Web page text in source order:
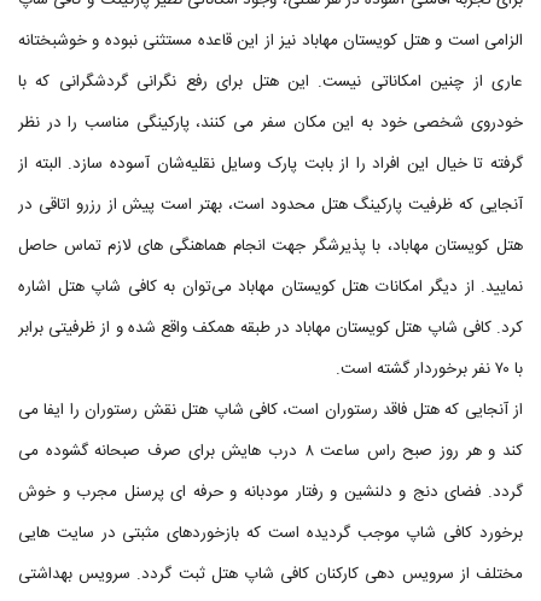
الزامی است و هتل کویستان مهاباد نیز از این قاعده مستثنی نبوده و خوشبختانه
عاری از چنین امکاناتی نیست. این هتل برای رفع نگرانی گردشگرانی که با
خودروی شخصی خود به این مکان سفر می کنند، پارکینگی مناسب را در نظر
گرفته تا خیال این افراد را از بابت پارک وسایل نقلیه‌شان آسوده سازد. البته از
آنجایی که ظرفیت پارکینگ هتل محدود است، بهتر است پیش از رزرو اتاقی در
هتل کویستان مهاباد، با پذیرشگر جهت انجام هماهنگی های لازم تماس حاصل
نمایید. از دیگر امکانات هتل کویستان مهاباد می‌توان به کافی شاپ هتل اشاره
کرد. کافی شاپ هتل کویستان مهاباد در طبقه همکف واقع شده و از ظرفیتی برابر
با ۷۰ نفر برخوردار گشته است.
از آنجایی که هتل فاقد رستوران است، کافی شاپ هتل نقش رستوران را ایفا می
کند و هر روز صبح راس ساعت ۸ درب هایش برای صرف صبحانه گشوده می
گردد. فضای دنج و دلنشین و رفتار مودبانه و حرفه ای پرسنل مجرب و خوش
برخورد کافی شاپ موجب گردیده است که بازخوردهای مثبتی در سایت هایی
مختلف از سرویس دهی کارکنان کافی شاپ هتل ثبت گردد. سرویس بهداشتی